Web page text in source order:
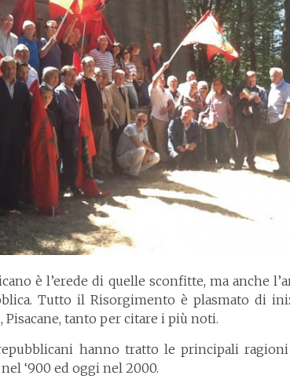
è l’erede di quelle sconfitte, ma anche
Tutto il Risorgimento è plasmato di
Pisacane, tanto per citare i più noti.
hanno tratto le principali
‘900 ed oggi nel 2000.